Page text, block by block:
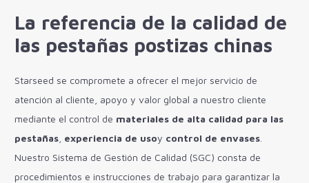
La referencia de la calidad de
las pestañas postizas chinas
Starseed se compromete a ofrecer el mejor servicio de
atención al cliente, apoyo y valor global a nuestro cliente
mediante el control de materiales de alta calidad para las
pestañas experiencia de usoy control de envases
Nuestro Sistema de Gestión de Calidad (SGC) consta de
procedimientos e instrucciones de trabajo para garantizar la